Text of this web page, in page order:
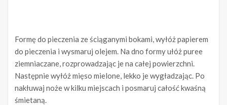
Formę do pieczenia ze ściąganymi bokami, wyłóż papierem
do pieczenia i wysmaruj olejem. Na dno formy ułóż puree
ziemniaczane, rozprowadzając je na całej powierzchni.
Następnie wyłóż mięso mielone, lekko je wygładzając. Po
nakłuwaj noże w kilku miejscach i posmaruj całość kwaśną
śmietaną.